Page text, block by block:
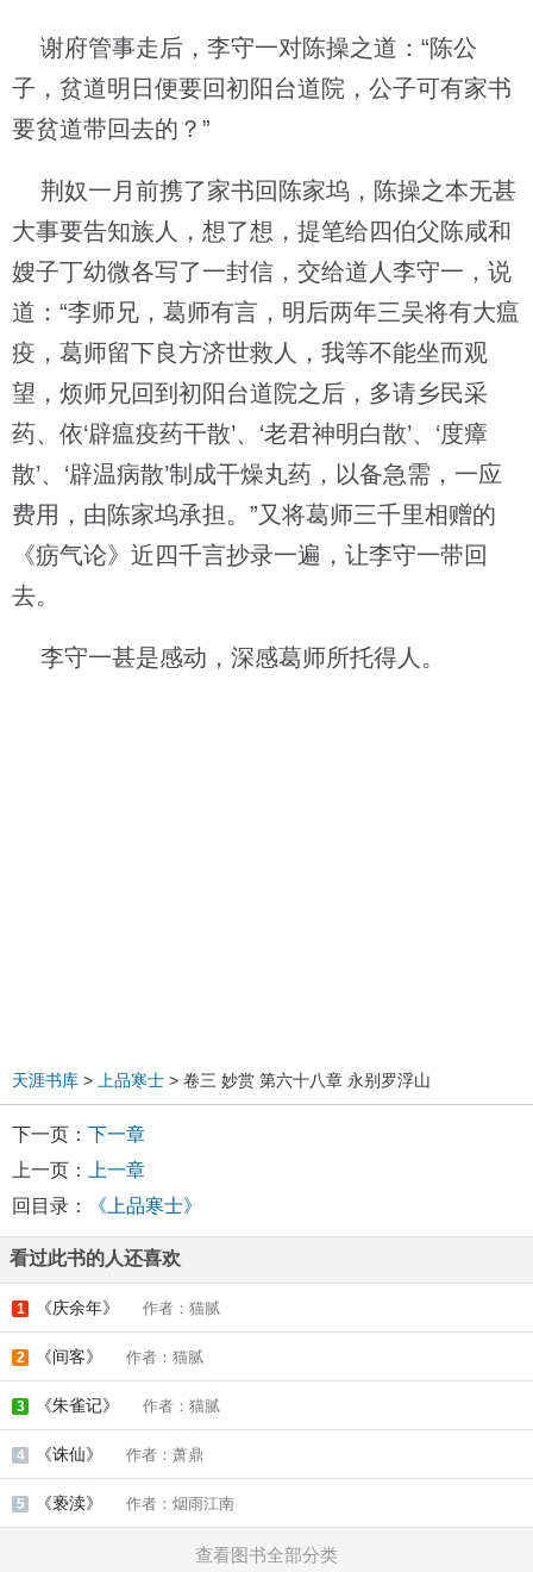
谢府管事走后，李守一对陈操之道：“陈公
子，贫道明日便要回初阳台道院，公子可有家书
要贫道带回去的？”
荆奴一月前携了家书回陈家坞，陈操之本无甚
大事要告知族人，想了想，提笔给四伯父陈咸和
嫂子丁幼微各写了一封信，交给道人李守一，说
道：“李师兄，葛师有言，明后两年三吴将有大瘟
疫，葛师留下良方济世救人，我等不能坐而观
望，烦师兄回到初阳台道院之后，多请乡民采
药、依‘辟瘟疫药干散’、‘老君神明白散’、‘度瘴
散’、‘辟温病散’制成干燥丸药，以备急需，一应
费用，由陈家坞承担。”又将葛师三千里相赠的
《疬气论》近四千言抄录一遍，让李守一带回
去。
李守一甚是感动，深感葛师所托得人。
天涯书库 > 上品寒士 > 卷三 妙赏 第六十八章 永别罗浮山
下一页： 下一章
上一页：
上一章
回目录：
《上品寒士》
看过此书的人还喜欢
1 《庆余年》 作者：猫腻
2 《间客》 作者：猫腻
3 《朱雀记》 作者：猫腻
4 《诛仙》 作者：萧鼎
5 《亵渎》 作者：烟雨江南
查看图书全部分类